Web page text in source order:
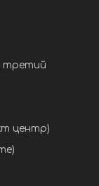
третий
центр)